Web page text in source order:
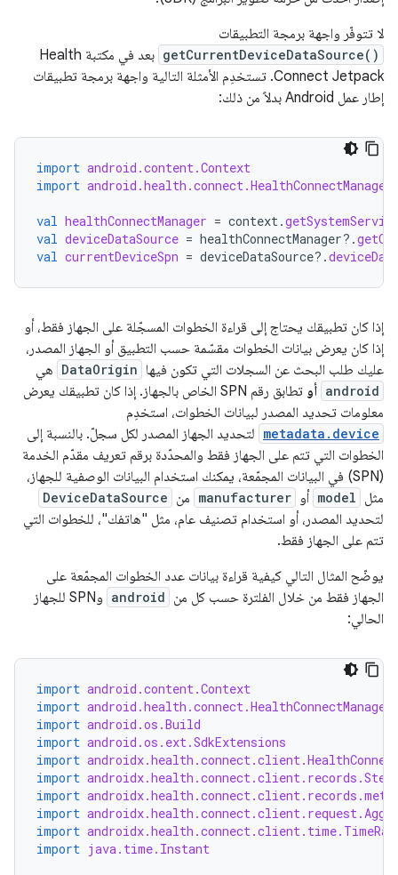
لا تتوفّر واجهة برمجة التطبيقات
getCurrentDeviceDataSource()
بعد في مكتبة Health
Connect Jetpack. تستخدِم الأمثلة التالية واجهة برمجة تطبيقات
إطار عمل Android بدلاً من ذلك:
import android.content.Context
import android.health.connect.HealthConnectManager
val healthConnectManager = context.
val deviceDataSource = healthConnectManager?.
val currentDeviceSpn = deviceDataSource?.
إذا كان تطبيقك يحتاج إلى قراءة الخطوات المسجّلة على الجهاز فقط، أو
إذا كان يعرض بيانات الخطوات مقسّمة حسب التطبيق أو الجهاز المصدر،
عليك طلب البحث عن السجلات التي تكون فيها DataOrigin هي
android أو
تطابق رقم SPN الخاص بالجهاز. إذا كان تطبيقك يعرض
معلومات تحديد المصدر لبيانات الخطوات، استخدِم
metadata.device لتحديد الجهاز المصدر لكل سجلّ. بالنسبة إلى
الخطوات التي تتم على الجهاز فقط والمحدّدة برقم تعريف مقدّم الخدمة
(SPN) في البيانات المجمّعة، يمكنك استخدام البيانات الوصفية للجهاز،
مثل model أو manufacturer من DeviceDataSource
لتحديد المصدر، أو استخدام تصنيف عام، مثل "هاتفك"، للخطوات التي
تتم على الجهاز فقط.
يوضّح المثال التالي كيفية قراءة بيانات عدد الخطوات المجمّعة على
الجهاز فقط من خلال الفلترة حسب كل من android
وSPN للجهاز
الحالي:
import android.content.Context
import android.health.connect.HealthConnectManager
import android.os.Build
import android.os.ext.SdkExtensions
import
import
import
import
import
import java.time.Instant